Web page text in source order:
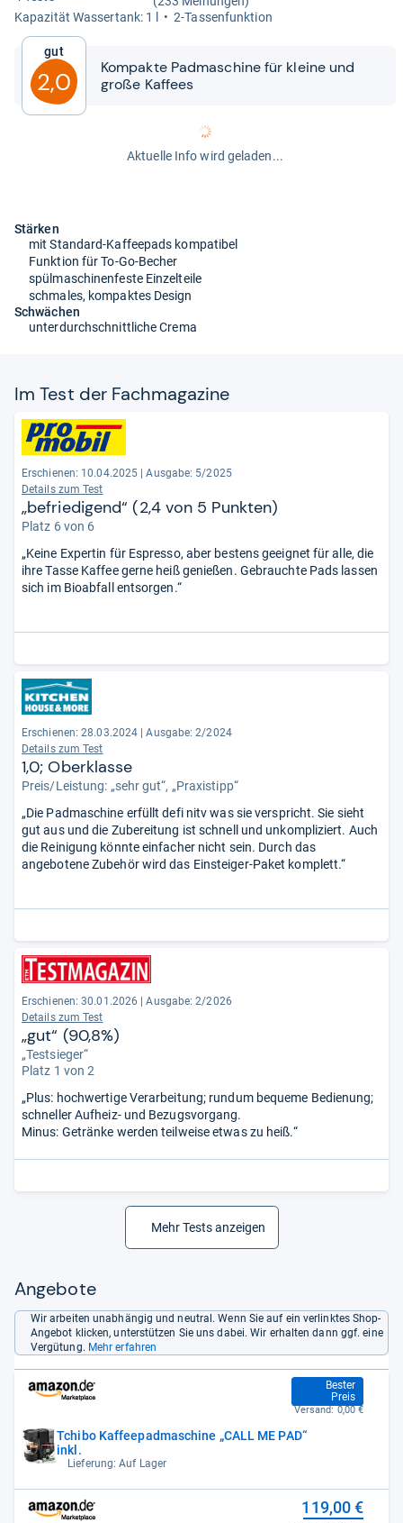
Kapa­zi­tät Was­ser­tank: 1 l
2-​Tas­sen­funk­tion
Gut
2,0
Kom­pakte Pad­ma­schine für kleine und
große Kaf­fees
Aktuelle Info wird geladen...
Stärken
mit Standard-Kaffeepads kompatibel
Funktion für To-Go-Becher
spülmaschinenfeste Einzelteile
schmales, kompaktes Design
Schwächen
unterdurchschnittliche Crema
Im Test der Fach­ma­ga­zine
Erschienen: 10.04.2025
Ausgabe: 5/2025
Details zum Test
„befriedigend“ (2,4 von 5 Punkten)
Platz 6 von 6
„Keine Expertin für Espresso, aber bestens geeignet für alle, die
ihre Tasse Kaffee gerne heiß genießen. Gebrauchte Pads lassen
sich im Bioabfall entsorgen.“
Erschienen: 28.03.2024
Ausgabe: 2/2024
Details zum Test
1,0; Oberklasse
Preis/Leistung: „sehr gut“, „Praxistipp“
„Die Padmaschine erfüllt defi nitv was sie verspricht. Sie sieht
gut aus und die Zubereitung ist schnell und unkompliziert. Auch
die Reinigung könnte einfacher nicht sein. Durch das
angebotene Zubehör wird das Einsteiger-Paket komplett.“
Erschienen:30.01.2026
Ausgabe: 2/2026
Details zum Test
„gut“ (90,8%)
„Testsieger“
Platz 1 von 2
„Plus: hochwertige Verarbeitung; rundum bequeme Bedienung;
schneller Aufheiz- und Bezugsvorgang.
Minus: Getränke werden teilweise etwas zu heiß.“
Mehr Tests anzeigen
Angebote
Wir arbeiten unabhängig und neutral. Wenn Sie auf ein verlinktes Shop-
Angebot klicken, unterstützen Sie uns dabei. Wir erhalten dann ggf. eine
Vergütung. Mehr erfahren
Tchibo Kaffeepadmaschine „CALL ME PAD“
inkl.
Lieferung: Auf Lager
Bester
Preis
109,00 €
Versand: 0,00 €
119,00 €